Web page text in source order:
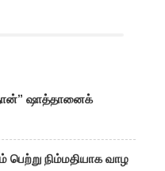
ஷாத்தானைக்
நிம்மதியாக வாழ